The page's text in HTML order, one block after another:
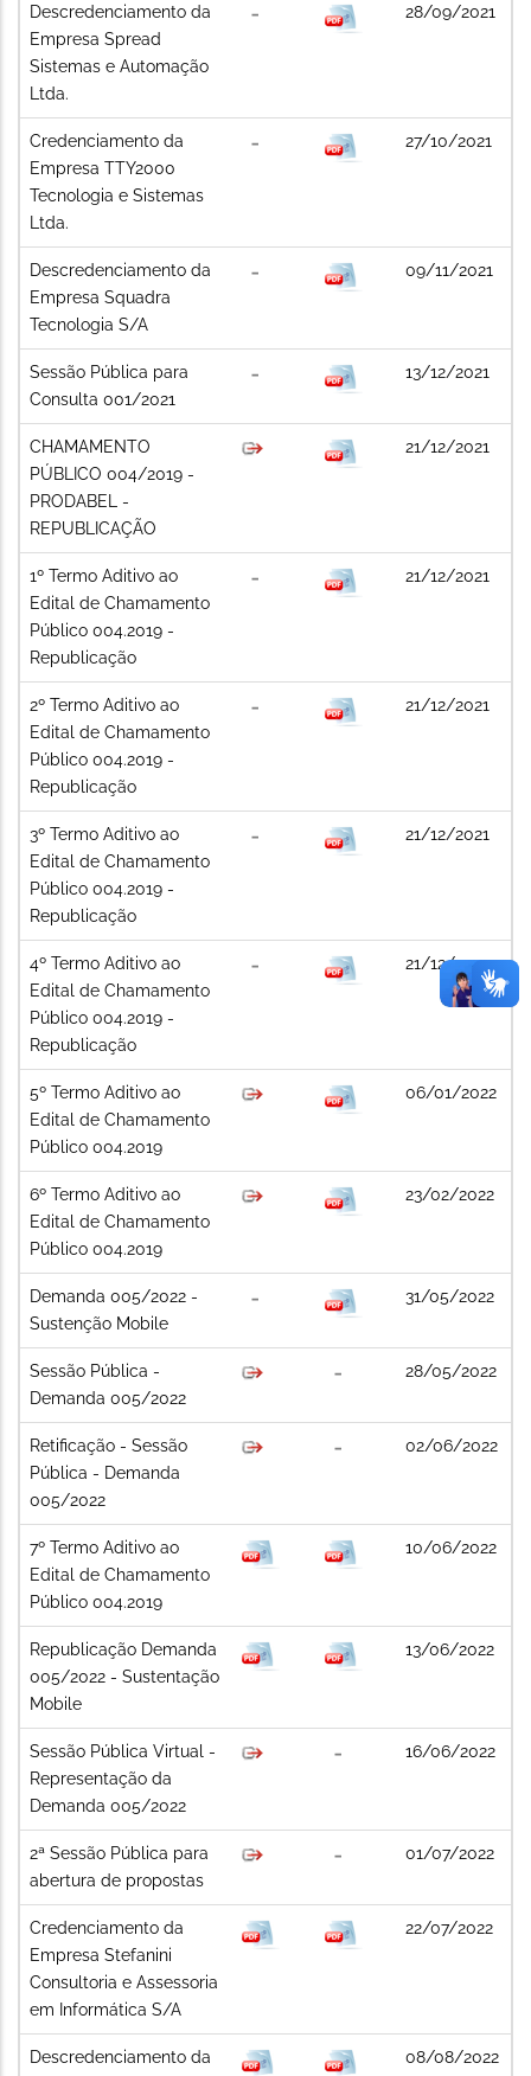
Descredenciamento da
Empresa Spread
Sistemas e Automação
Ltda.
28/09/2021
Credenciamento da
Empresa TTY2000
Tecnologia e Sistemas
Ltda.
27/10/2021
Descredenciamento da
Empresa Squadra
Tecnologia S/A
09/11/2021
Sessão Pública para
Consulta 001/2021
13/12/2021
CHAMAMENTO
PÚBLICO 004/2019 -
PRODABEL -
REPUBLICAÇÃO
21/12/2021
1º Termo Aditivo ao
Edital de Chamamento
Público 004.2019 -
Republicação
21/12/2021
2º Termo Aditivo ao
Edital de Chamamento
Público 004.2019 -
Republicação
21/12/2021
3º Termo Aditivo ao
Edital de Chamamento
Público 004.2019 -
Republicação
21/12/2021
4º Termo Aditivo ao
Edital de Chamamento
Público 004.2019 -
Republicação
21/12/2021
5º Termo Aditivo ao
Edital de Chamamento
Público 004.2019
06/01/2022
6º Termo Aditivo ao
Edital de Chamamento
Público 004.2019
23/02/2022
Demanda 005/2022 -
Sustenção Mobile
31/05/2022
Sessão Pública -
Demanda 005/2022
28/05/2022
Retificação - Sessão
Pública - Demanda
005/2022
02/06/2022
7º Termo Aditivo ao
Edital de Chamamento
Público 004.2019
10/06/2022
Republicação Demanda
005/2022 - Sustentação
Mobile
13/06/2022
Sessão Pública Virtual -
Representação da
Demanda 005/2022
16/06/2022
2ª Sessão Pública para
abertura de propostas
01/07/2022
Credenciamento da
Empresa Stefanini
Consultoria e Assessoria
em Informática S/A
22/07/2022
Descredenciamento da
08/08/2022